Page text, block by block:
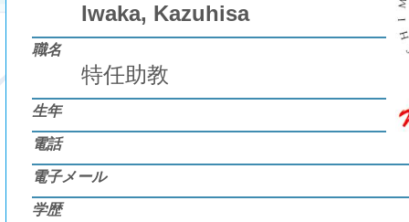
Iwaka, Kazuhisa
職名
特任助教
生年
電話
電子メール
学歴